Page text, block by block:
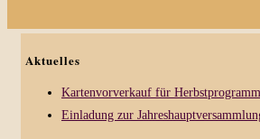
Aktuelles
Kartenvorverkauf für
Einladung zur